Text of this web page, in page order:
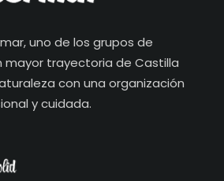
uno de los grupos de
mayor trayectoria de Castilla
con una organización
y cuidada.